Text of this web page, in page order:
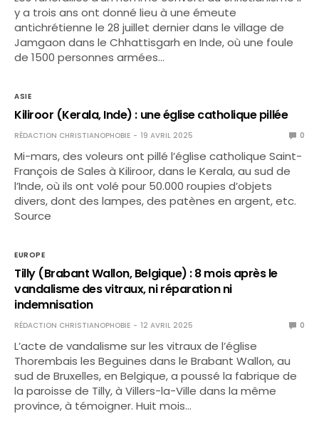
y a trois ans ont donné lieu à une émeute
antichrétienne le 28 juillet dernier dans le village de
Jamgaon dans le Chhattisgarh en Inde, où une foule
de 1500 personnes armées…
ASIE
Kiliroor (Kerala, Inde) : une église catholique pillée
RÉDACTION CHRISTIANOPHOBIE 19 AVRIL 2025 0
Mi-mars, des voleurs ont pillé l’église catholique Saint-
François de Sales à Kiliroor, dans le Kerala, au sud de
l’Inde, où ils ont volé pour 50.000 roupies d’objets
divers, dont des lampes, des patènes en argent, etc.
Source
EUROPE
Tilly (Brabant Wallon, Belgique) : 8 mois après le
vandalisme des vitraux, ni réparation ni
indemnisation
RÉDACTION CHRISTIANOPHOBIE 12 AVRIL 2025 0
L’acte de vandalisme sur les vitraux de l’église
Thorembais les Beguines dans le Brabant Wallon, au
sud de Bruxelles, en Belgique, a poussé la fabrique de
la paroisse de Tilly, à Villers-la-Ville dans la même
province, à témoigner. Huit mois…